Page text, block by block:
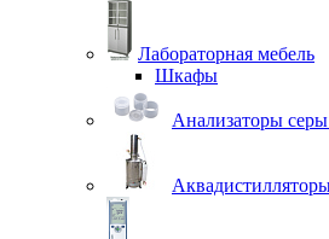
Лабораторная мебель
Шкафы
Анализаторы